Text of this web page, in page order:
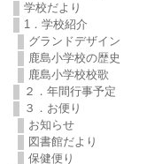
学校だより
1．学校紹介
グランドデザイン
鹿島小学校の歴史
鹿島小学校校歌
２．年間行事予定
３．お便り
お知らせ
図書館だより
保健便り